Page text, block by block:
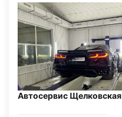
Автосервис Щелковская